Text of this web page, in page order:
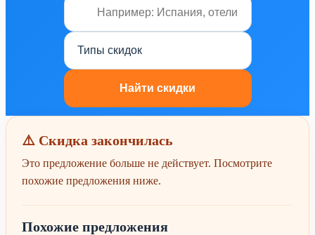
⚠️ Скидка закончилась
Это предложение больше не действует. Посмотрите
похожие предложения ниже.
Похожие предложения